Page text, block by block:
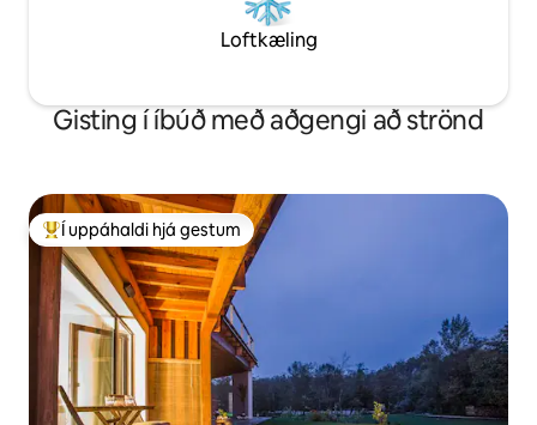
Loftkæling
Gisting í íbúð með aðgengi að strönd
Í mestu uppáhaldi hjá gestum
Í uppáhaldi hjá gestum